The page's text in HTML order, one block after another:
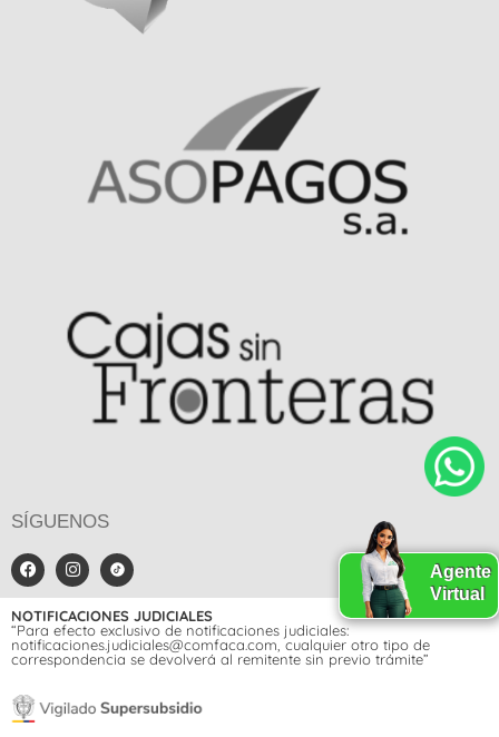
SÍGUENOS
NOTIFICACIONES JUDICIALES
“Para efecto exclusivo de notificaciones judiciales:
notificaciones.judiciales@comfaca.com, cualquier otro tipo de
correspondencia se devolverá al remitente sin previo trámite”
Agente
Virtual